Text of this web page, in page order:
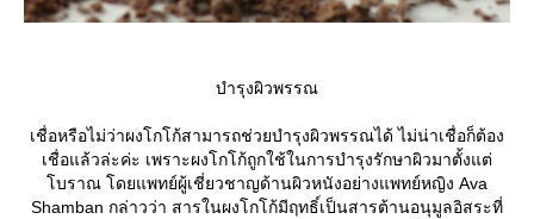
บำรุงผิวพรรณ
เชื่อหรือไม่ว่าผงโกโก้สามารถช่วยบำรุงผิวพรรณได้ ไม่น่าเชื่อก็ต้อง
เชื่อแล้วล่ะค่ะ เพราะผงโกโก้ถูกใช้ในการบำรุงรักษาผิวมาตั้งแต่
บราณ โดยแพทย์ผู้เชี่ยวชาญด้านผิวหนังอย่างแพทย์หญิง Ava
Shamban กล่าวว่า สารในผงโกโก้มีฤทธิ์เป็นสารต้านอนุมูลอิสระที่